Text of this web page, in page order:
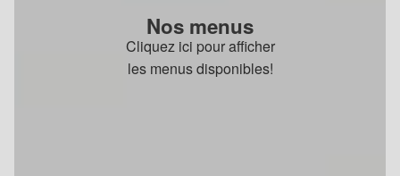
Nos menus
Cliquez ici pour afficher
les menus disponibles!